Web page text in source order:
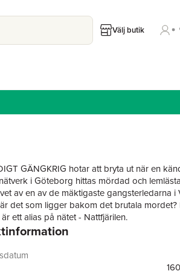
Välj butik
GÄNGKRIG hotar att bryta ut när en
i Göteborg hittas mördad och
av en av de mäktigaste gangsterledarna i
det som ligger bakom det brutala mordet?
ett alias på nätet - Nattfjärilen.
får klart för sig vem som verkligen
är den åttonde fristående delen i Mats